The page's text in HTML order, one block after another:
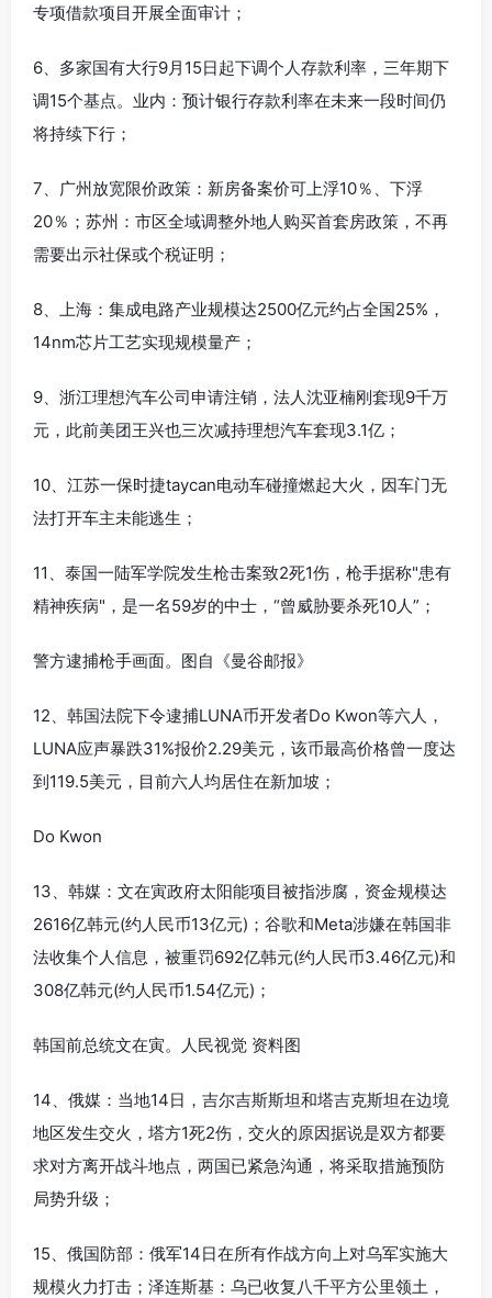
专项借款项目开展全面审计；
6、多家国有大行9月15日起下调个人存款利率，三年期下
调15个基点。业内：预计银行存款利率在未来一段时间仍
将持续下行；
7、广州放宽限价政策：新房备案价可上浮10％、下浮
20％；苏州：市区全域调整外地人购买首套房政策，不再
需要出示社保或个税证明；
8、上海：集成电路产业规模达2500亿元约占全国25%，
14nm芯片工艺实现规模量产；
9、浙江理想汽车公司申请注销，法人沈亚楠刚套现9千万
元，此前美团王兴也三次减持理想汽车套现3.1亿；
10、江苏一保时捷taycan电动车碰撞燃起大火，因车门无
法打开车主未能逃生；
11、泰国一陆军学院发生枪击案致2死1伤，枪手据称"患有
精神疾病"，是一名59岁的中士，“曾威胁要杀死10人”；
警方逮捕枪手画面。图自《曼谷邮报》
12、韩国法院下令逮捕LUNA币开发者Do Kwon等六人，
LUNA应声暴跌31%报价2.29美元，该币最高价格曾一度达
到119.5美元，目前六人均居住在新加坡；
Do Kwon
13、韩媒：文在寅政府太阳能项目被指涉腐，资金规模达
2616亿韩元(约人民币13亿元)；谷歌和Meta涉嫌在韩国非
法收集个人信息，被重罚692亿韩元(约人民币3.46亿元)和
308亿韩元(约人民币1.54亿元)；
韩国前总统文在寅。人民视觉 资料图
14、俄媒：当地14日，吉尔吉斯斯坦和塔吉克斯坦在边境
地区发生交火，塔方1死2伤，交火的原因据说是双方都要
求对方离开战斗地点，两国已紧急沟通，将采取措施预防
局势升级；
15、俄国防部：俄军14日在所有作战方向上对乌军实施大
规模火力打击；泽连斯基：乌已收复八千平方公里领土，